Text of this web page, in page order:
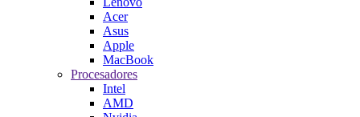
Acer
Asus
Apple
MacBook
Procesadores
Intel
AMD